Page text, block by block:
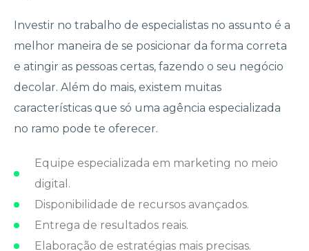
Investir no trabalho de especialistas no assunto é a
melhor maneira de se posicionar da forma correta
e atingir as pessoas certas, fazendo o seu negócio
decolar. Além do mais, existem muitas
características que só uma agência especializada
no ramo pode te oferecer.
Equipe especializada em marketing no meio
digital.
Disponibilidade de recursos avançados.
Entrega de resultados reais.
Elaboração de estratégias mais precisas.